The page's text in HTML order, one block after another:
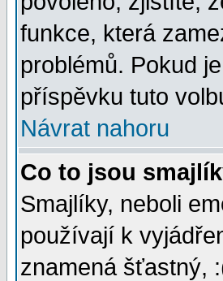
funkce, která
problémů. Pokud
příspěvku tuto
Návrat nahoru
Co to jsou
Smajlíky, neboli
používají k
znamená šťastný,